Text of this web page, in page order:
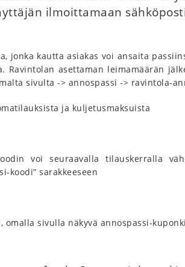
ilmoittamaan
jonka kautta asiakas voi ansaita
Ravintolan asettaman leimamäärän
sivulta -> annospassi -> ravintola-
ja kuljetusmaksuista
voi seuraavalla tilauskerralla
koodi” sarakkeeseen
omalla sivulla näkyvä annospassi-